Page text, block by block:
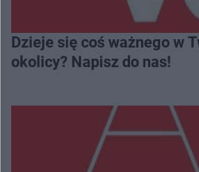
Dzieje się coś ważnego w
okolicy? Napisz do nas!
Więcej